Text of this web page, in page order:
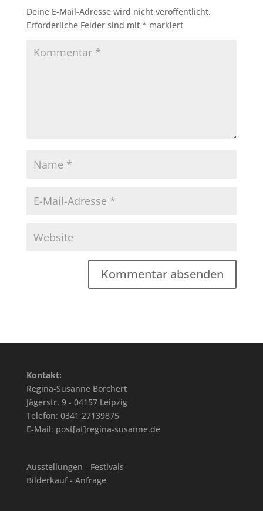
Deine E-Mail-Adresse wird nicht veröffentlicht.
Erforderliche Felder sind mit * markiert
Kontakt:
Regina-Susanne Borchert
Jägerstr. 9 - 04157 Leipzig
Telefon: 0341 27139875
E-Mail: post[at]regina-susanne.de
Ausstellungen - Festivals
Bilderkauf - Anfrage